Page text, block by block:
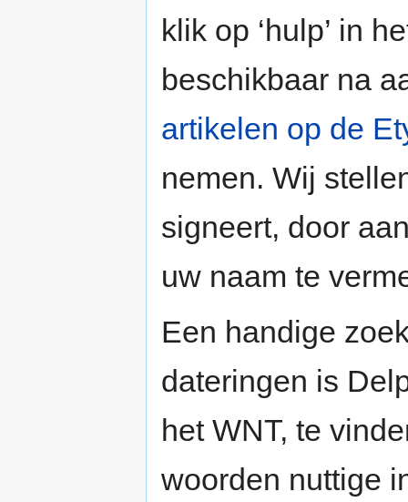
klik op ‘hulp’ in
beschikbaar na
artikelen op de
nemen. Wij
signeert, door
uw naam te
Een handige
dateringen is
het WNT, te
woorden nuttige